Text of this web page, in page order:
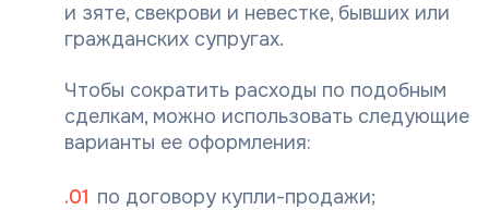
и зяте, свекрови и невестке, бывших или
гражданских супругах.
Чтобы сократить расходы по подобным
сделкам, можно использовать следующие
варианты ее оформления:
по договору купли-продажи;